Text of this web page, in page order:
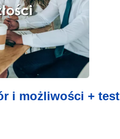
i możliwości + test